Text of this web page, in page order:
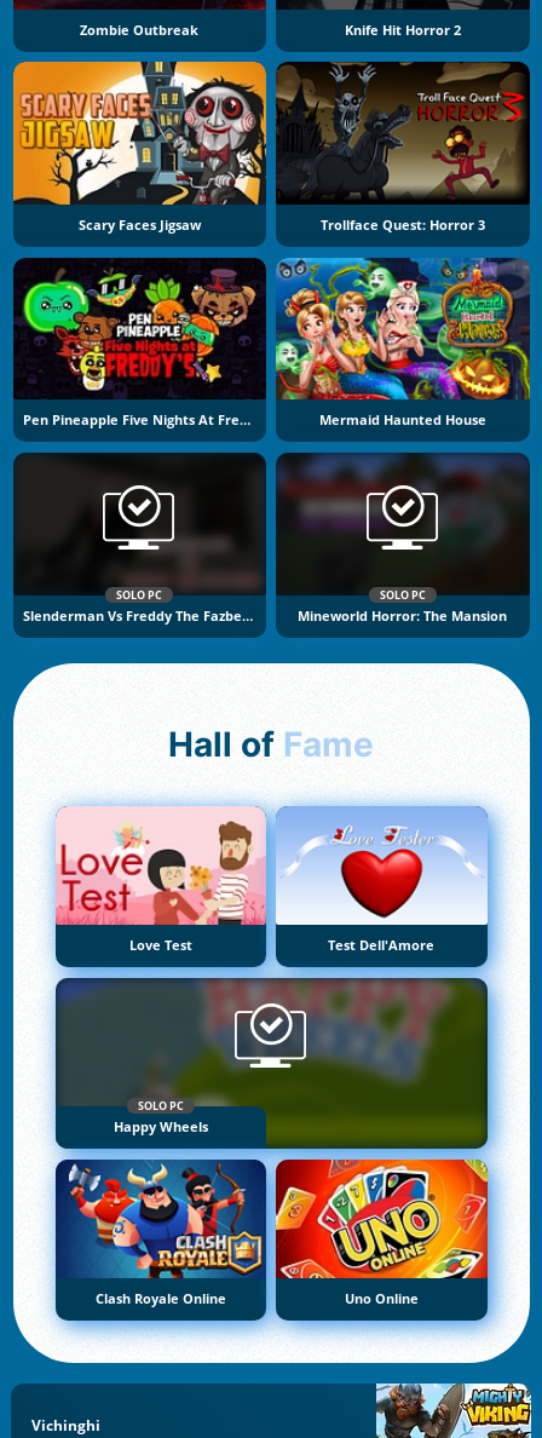
Zombie Outbreak Knife Hit Horror 2
Scary Faces Jigsaw Trollface Quest: Horror 3
Pen Pineapple Five Nights At Freddy's Mermaid Haunted House
SOLO PC
Slenderman Vs Freddy The Fazbear
SOLO PC
Mineworld Horror: The Mansion
Hall of Fame
Love Test Test Dell'Amore
SOLO PC
Happy Wheels
Clash Royale Online Uno Online
Vichinghi